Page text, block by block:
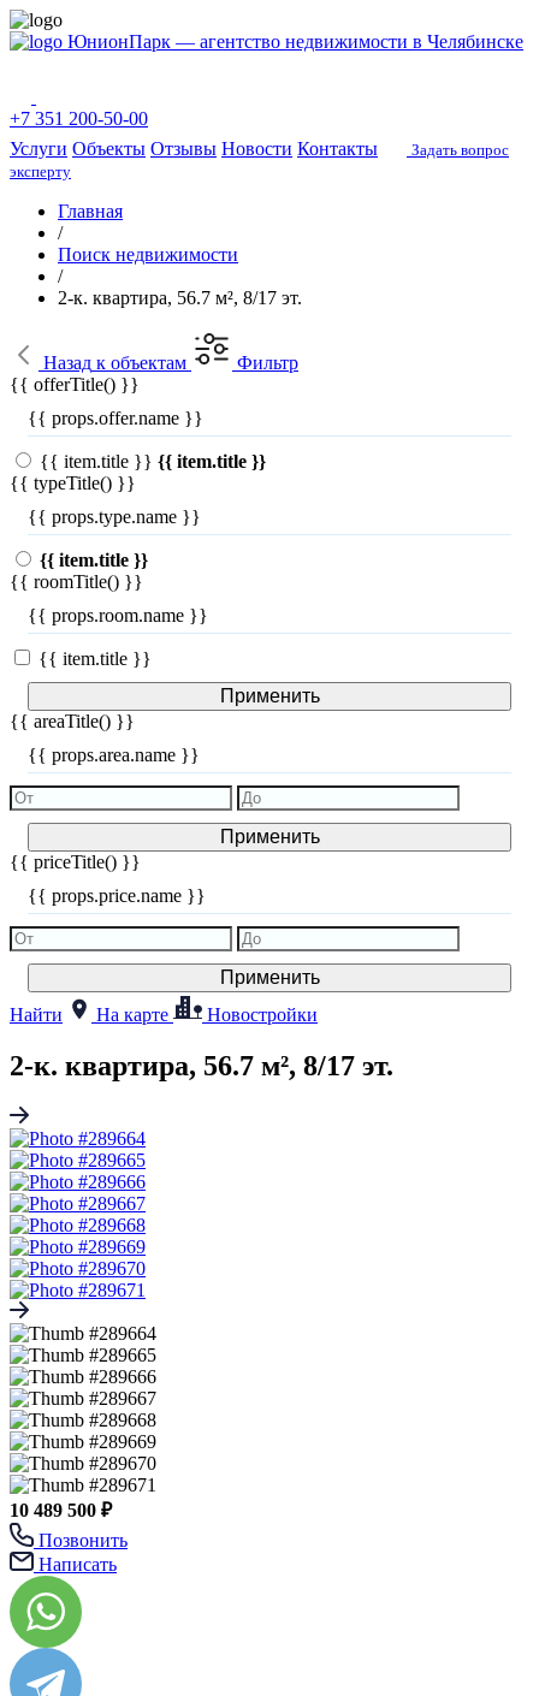
ЮнионПарк — агентство недвижимости в Челябинске
+7 351 200-50-00
Услуги Объекты Отзывы Новости Контакты
Задать вопрос
эксперту
Главная
/
Поиск недвижимости
/
2-к. квартира, 56.7 м², 8/17 эт.
Назад к объектам
Фильтр
{{ offerTitle() }}
{{ props.offer.name }}
{{ item.title }} {{ item.title }}
{{ typeTitle() }}
{{ props.type.name }}
{{ item.title }}
{{ roomTitle() }}
{{ props.room.name }}
{{ item.title }}
Применить
{{ areaTitle() }}
{{ props.area.name }}
Применить
{{ priceTitle() }}
{{ props.price.name }}
Применить
Найти
На карте Новостройки
2-к. квартира, 56.7 м², 8/17 эт.
10 489 500 ₽
Позвонить
Написать